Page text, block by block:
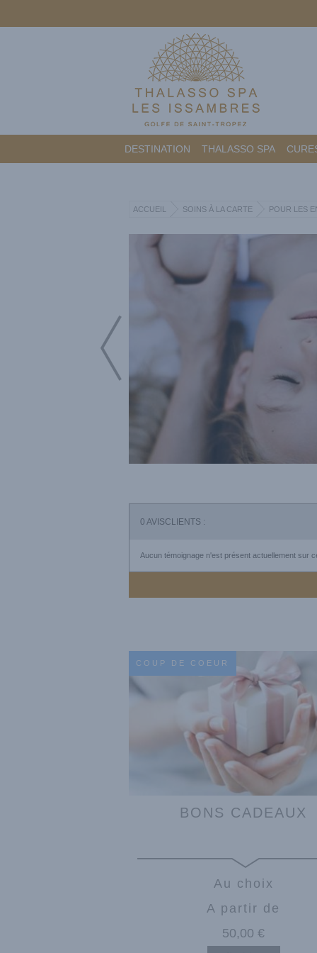
DESTINATION THALASSO SPA
ACCUEIL SOINS À LA CARTE POUR LES
0 AVISCLIENTS :
Aucun témoignage n'est présent actuellement sur
COUP DE COEUR
BONS CADEAUX
Au choix
A partir de
50,00 €